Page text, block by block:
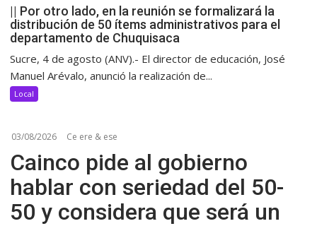
|| Por otro lado, en la reunión se formalizará la
distribución de 50 ítems administrativos para el
departamento de Chuquisaca
Sucre, 4 de agosto (ANV).- El director de educación, José
Manuel Arévalo, anunció la realización de...
Local
03/08/2026 Ce ere & ese
Cainco pide al gobierno
hablar con seriedad del 50-
50 y considera que será un